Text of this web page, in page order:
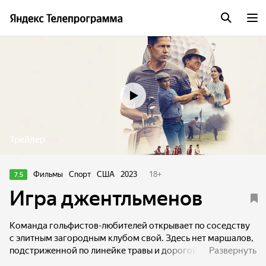
Трейлер
7.5 Фильмы Спорт США 2023 18+
Игра джентльменов
Команда гольфистов-любителей открывает по соседству
с элитным загородным клубом свой. Здесь нет маршалов,
подстриженной по линейке травы и дорогой экипировки.
Развернуть